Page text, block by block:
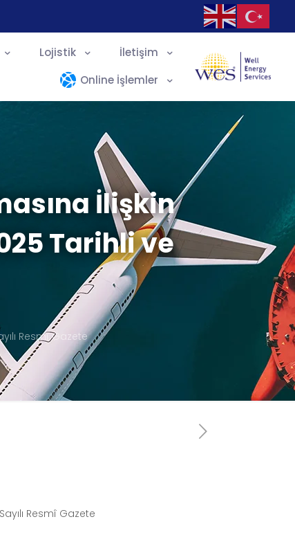
Lojistik
İletişim
Online İşlemler
İlişkin
Tarihli ve
Resmî Gazete
Resmî Gazete